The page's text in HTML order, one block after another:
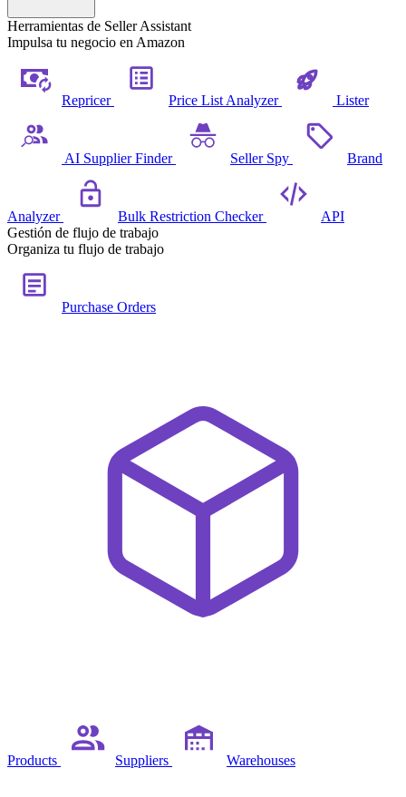
Herramientas de Seller Assistant
Impulsa tu negocio en Amazon
Repricer Price List Analyzer Lister
AI Supplier Finder Seller Spy Brand
Analyzer Bulk Restriction Checker
API
Gestión de flujo de trabajo
Organiza tu flujo de trabajo
Purchase Orders
Products Suppliers Warehouses